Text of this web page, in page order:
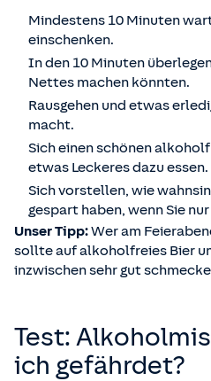
Mindestens 10 Minuten
einschenken.
In den 10 Minuten
Nettes machen könnten.
Rausgehen und etwas
macht.
Sich einen schönen
etwas Leckeres dazu essen.
Sich vorstellen, wie
gespart haben, wenn Sie
Unser Tipp:Wer am
sollte auf alkoholfreies Bier
inzwischen sehr gut
Test:
ich gefährdet?